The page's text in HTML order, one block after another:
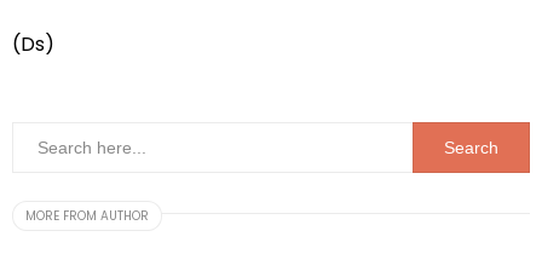
(Ds)
MORE FROM AUTHOR